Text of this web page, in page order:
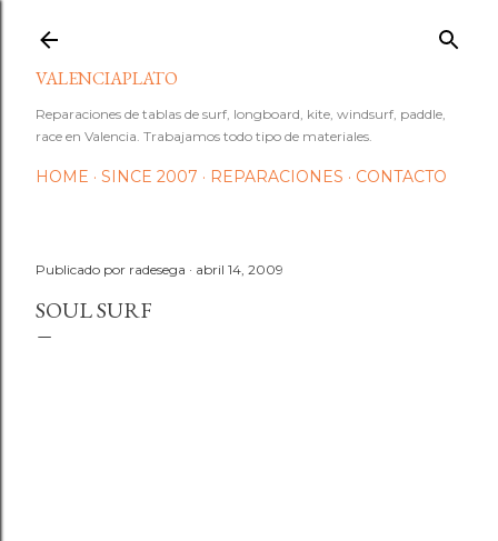
VALENCIAPLATO
Reparaciones de tablas de surf, longboard, kite, windsurf, paddle,
race en Valencia. Trabajamos todo tipo de materiales.
HOME SINCE 2007 REPARACIONES CONTACTO
Publicado por radesega abril 14, 2009
SOUL SURF